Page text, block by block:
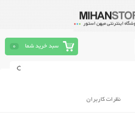
سبد خرید شما 0
نظرات کاربران